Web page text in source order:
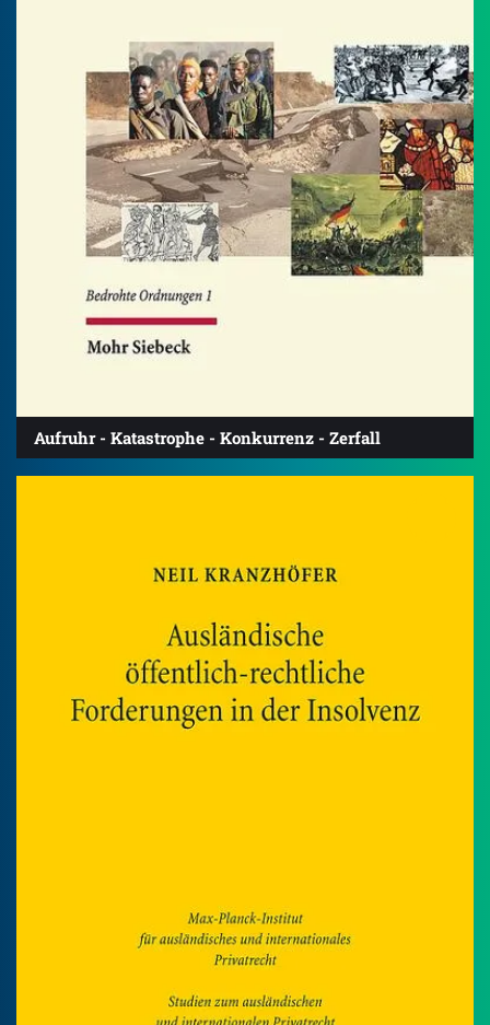
Aufruhr - Katastrophe - Konkurrenz - Zerfall